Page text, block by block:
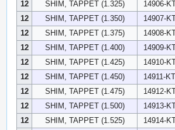
12 SHIM, TAPPET (1.325)
14906-
12
SHIM, TAPPET (1.350)
14907-
12
SHIM, TAPPET (1.375)
14908-
12
SHIM, TAPPET (1.400)
14909-
12
SHIM, TAPPET (1.425)
14910-
12
SHIM, TAPPET (1.450)
14911-
12
SHIM, TAPPET (1.475)
14912-
12
SHIM, TAPPET (1.500)
14913-
12
SHIM, TAPPET (1.525)
14914-